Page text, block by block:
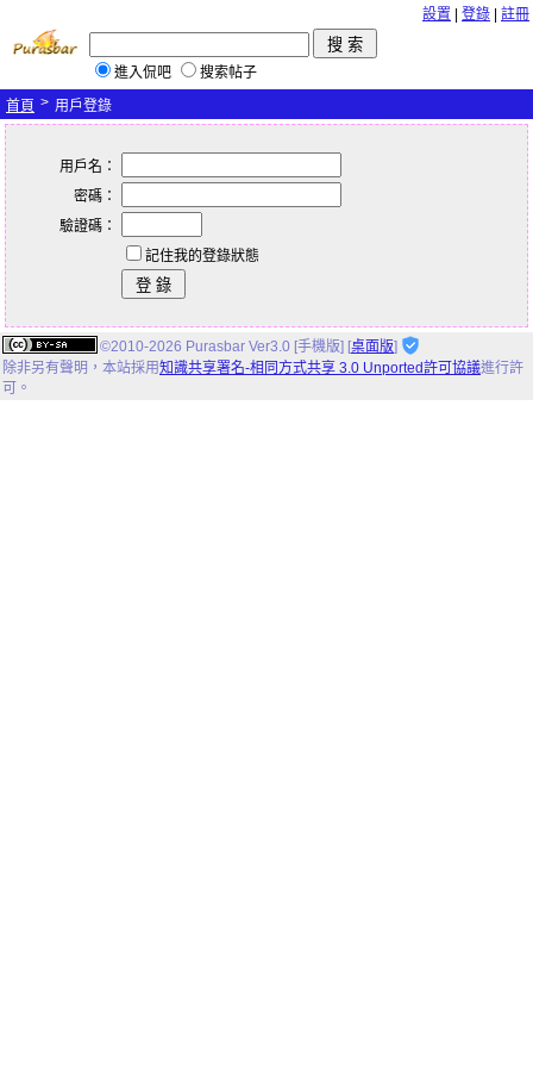
設置 登錄 註冊
進入侃吧
搜索帖子
首頁 > 用戶登錄
用戶名：
密碼：
驗證碼：
記住我的登錄狀態
©2010-2026 Purasbar Ver3.0 [手機版] [桌面版]
除非另有聲明， 本站採用知識共享署名-相同方式共享 3.0 Unported許可協議進行許
可。